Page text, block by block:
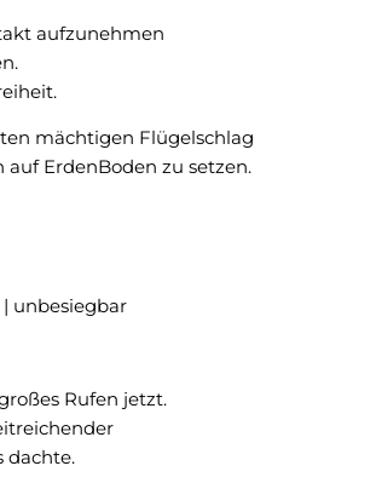
aufzunehmen
mächtigen Flügelschlag
auf ErdenBoden zu setzen.
unbesiegbar
Rufen jetzt.
dachte.